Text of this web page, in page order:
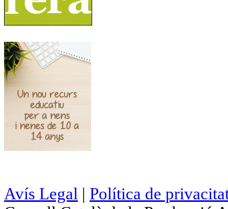
Avís Legal | Política de